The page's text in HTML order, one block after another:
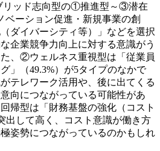
リッド志向型の①推進型～③潜在
ーション促進・新規事業の創
ダイバーシティ等）」などを選択
企業競争力向上に対する意識がう
、②ウェルネス重視型は「従業員
」（49.3%）が5タイプのなかで
テレワーク活用や、後に出てくる
向につながっている可能性があ
帰型は「財務基盤の強化（コスト
出して高く、コスト意識が働き方
姿勢につながっているのかもしれ